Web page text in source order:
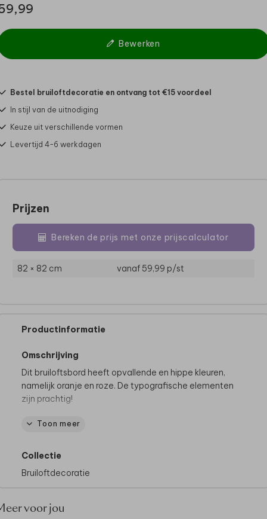
Bewerken
Bestel bruiloftdecoratie en ontvang tot €15 voordeel
In stijl van de uitnodiging
Keuze uit verschillende vormen
Levertijd 4-6 werkdagen
Prijzen
Bereken de prijs met onze prijscalculator
82 × 82 cm vanaf 59,99 p/st
Productinformatie
Omschrijving
Dit bruiloftsbord heeft opvallende en hippe kleuren,
namelijk oranje en roze. De typografische elementen
zijn prachtig!
Productspecificaties
Formaat:
Let op:het bord is exclusief schildersezel
De hele collectie bekijken? Je vindt
Toon meer
Collectie
Bruiloftdecoratie
voor jou